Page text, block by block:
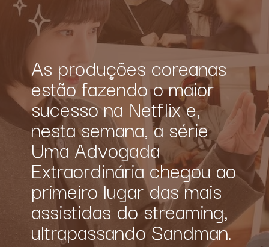
As produções coreanas
estão fazendo o maior
sucesso na Netflix e,
nesta semana, a série
Uma Advogada
Extraordinária chegou ao
primeiro lugar das mais
assistidas do streaming,
ultrapassando Sandman.